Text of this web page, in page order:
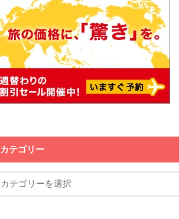
カテゴリー